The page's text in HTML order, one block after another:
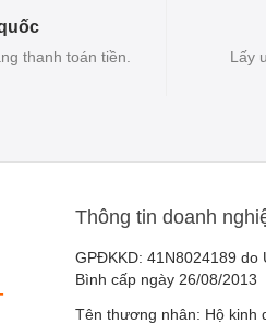
thanh toán tiền. Lấy
Thông tin doanh
GPĐKKD: 41N8024189 do
Bình cấp ngày 26/08/2013
Tên thương nhân: Hộ kinh